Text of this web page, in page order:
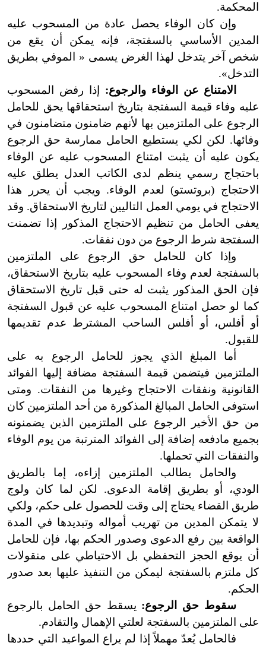
المحكمة.
وإن كان الوفاء يحصل عادة من المسحوب عليه
المدين الأساسي بالسفتجة، فإنه يمكن أن يقع من
شخص آخر يتدخل لهذا الغرض يسمى « الموفي بطريق
التدخل».
الامتناع عن الوفاء والرجوع: إذا رفض المسحوب
عليه وفاء قيمة السفتجة بتاريخ استحقاقها يحق للحامل
الرجوع على الملتزمين بها لأنهم ضامنون متضامنون في
وفائها. لكن لكي يستطيع الحامل ممارسة حق الرجوع
يكون عليه أن يثبت امتناع المسحوب عليه عن الوفاء
باحتجاج رسمي ينظم لدى الكاتب العدل يطلق عليه
الاحتجاج (بروتستو) لعدم الوفاء. ويجب أن يحرر هذا
الاحتجاج في يومي العمل التاليين لتاريخ الاستحقاق. وقد
يعفى الحامل من تنظيم الاحتجاج المذكور إذا تضمنت
السفتجة شرط الرجوع من دون نفقات.
وإذا كان للحامل حق الرجوع على الملتزمين
بالسفتجة لعدم وفاء المسحوب عليه بتاريخ الاستحقاق،
فإن الحق المذكور يثبت له حتى قبل تاريخ الاستحقاق
كما لو حصل امتناع المسحوب عليه عن قبول السفتجة
أو أفلس، أو أفلس الساحب المشترط عدم تقديمها
للقبول.
أما المبلغ الذي يجوز للحامل الرجوع به على
الملتزمين فيتضمن قيمة السفتجة مضافة إليها الفوائد
القانونية ونفقات الاحتجاج وغيرها من النفقات. ومتى
استوفى الحامل المبالغ المذكورة من أحد الملتزمين كان
من حق الأخير الرجوع على الملتزمين الذين يضمنونه
بجميع مادفعه إضافة إلى الفوائد المترتبة من يوم الوفاء
والنفقات التي تحملها.
والحامل يطالب الملتزمين إزاءه، إما بالطريق
الودي، أو بطريق إقامة الدعوى. لكن لما كان ولوج
طريق القضاء يحتاج إلى وقت للحصول على حكم، ولكي
لا يتمكن المدين من تهريب أمواله وتبديدها في المدة
الواقعة بين رفع الدعوى وصدور الحكم بها، فإن للحامل
أن يوقع الحجز التحفظي بل الاحتياطي على منقولات
كل ملتزم بالسفتجة ليمكن من التنفيذ عليها بعد صدور
الحكم.
سقوط حق الرجوع: يسقط حق الحامل بالرجوع
على الملتزمين بالسفتجة لعلتي الإهمال والتقادم.
فالحامل يُعدّ مهملاً إذا لم يراع المواعيد التي حددها